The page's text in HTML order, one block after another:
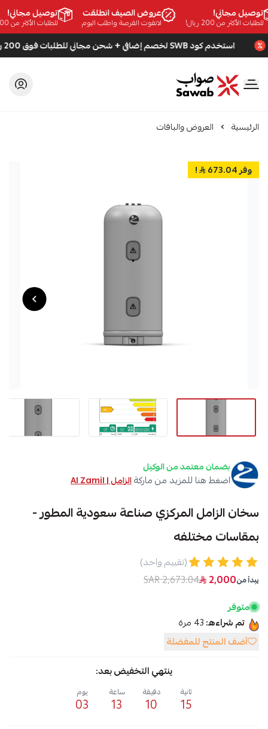
مجاني!
الأكثر من 200 ريال!
عروض الصيف انطلقت
لاتفوت الفرصة واطلب اليوم
توصيل مجاني!
للطلبات الأكثر من 200 ريال!
استخدم كود SWB لخصم إضافي + شحن مجاني للطلبات فوق 200 ريال
صواب
الرئيسية العروض والباقات
وفر 673.04 !
بضمان معتمد من الوكيل
اضغط هنا للمزيد من ماركةالزامل | Al Zamil
سخان الزامل المركزي صناعة سعودية المطور -
بمقاسات مختلفه
(تقييم واحد)
يبدأ من2,000
2,673.04 SAR
متوفر
تم شراءه:43 مرة
أضف المنتج للمفضلة
ينتهي التخفيض بعد:
15
ثانية
10
دقيقة
13
ساعة
03
يوم